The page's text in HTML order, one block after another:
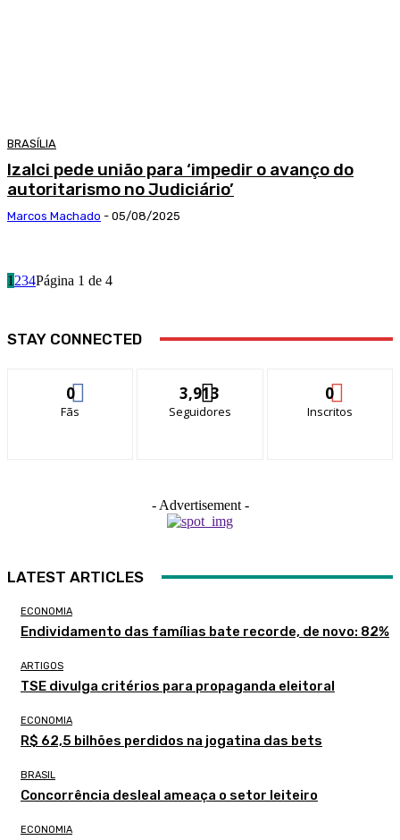
BRASÍLIA
Izalci pede união para ‘impedir o avanço do
autoritarismo no Judiciário’
Marcos Machado - 05/08/2025
1 234Página 1 de 4
STAY CONNECTED
0
Fãs
3,913
Seguidores
0
Inscritos
- Advertisement -
LATEST ARTICLES
ECONOMIA
Endividamento das famílias bate recorde, de novo: 82%
ARTIGOS
TSE divulga critérios para propaganda eleitoral
ECONOMIA
R$ 62,5 bilhões perdidos na jogatina das bets
BRASIL
Concorrência desleal ameaça o setor leiteiro
ECONOMIA